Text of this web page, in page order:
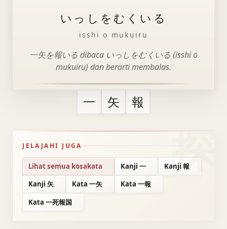
いっしをむくいる
isshi o mukuiru
一矢を報いる dibaca いっしをむくいる (isshi o
mukuiru) dan berarti membalas.
一 矢 報
JELAJAHI JUGA
Lihat semua kosakata Kanji 一
Kanji 報
Kanji 矢
Kata 一矢
Kata 一報
Kata 一死報国